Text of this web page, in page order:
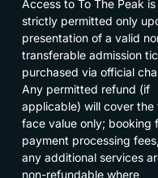
Access to To The Peak is
strictly permitted only
presentation of a valid
transferable admission
purchased via official
Any permitted refund (if
applicable) will cover the
face value only; booking
payment processing
any additional services
non-refundable where